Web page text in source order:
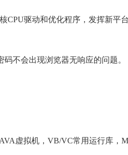
驱动和优化程序，发挥新平
不会出现浏览器无响应的问题。
虚拟机，VB/VC常用运行库，